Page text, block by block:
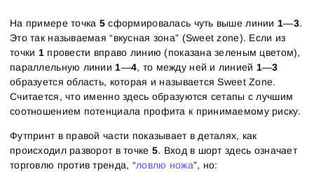
На примере точка 5 сформировалась чуть выше линии1—3.
Это так называемая “вкусная зона” (Sweet zone). Если из
точки 1провести вправо линию (показана зеленым цветом),
параллельную линии1—4, то между ней и линией 1—3
образуется область, которая и называется Sweet Zone.
Считается, что именно здесь образуются сетапы с лучшим
соотношением потенциала профита к принимаемому риску.
Футпринт в правой части показывает в деталях, как
происходил разворот в точке 5. Вход в шорт здесь означает
торговлю против тренда, “ловлю ножа”, но: